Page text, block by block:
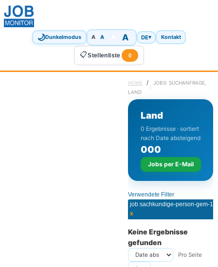
🌙Dunkelmodus A A A DE▾ Kontakt
📋Stellenliste 0
HOME /
JOBS: SUCHANFRAGE,
LAND
Land
0 Ergebnisse · sortiert
nach Date absteigend
000
Jobs per E-Mail
Verwendete Filter
x
Keine Ergebnisse
gefunden
Pro Seite